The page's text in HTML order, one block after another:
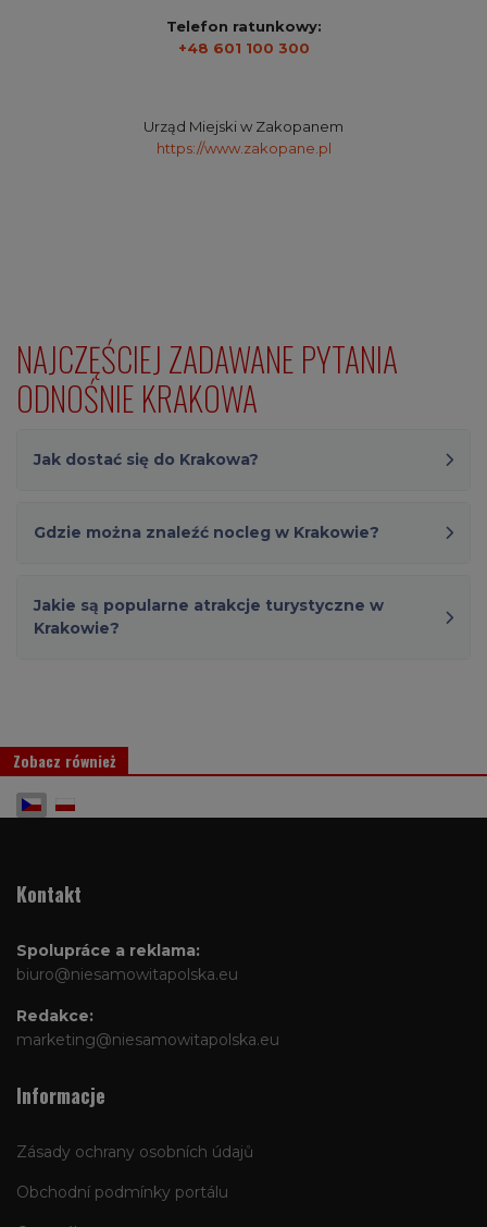
Telefon ratunkowy:
+48 601 100 300
Urząd Miejski w Zakopanem
https://www.zakopane.pl
NAJCZĘŚCIEJ ZADAWANE PYTANIA
ODNOŚNIE KRAKOWA
Jak dostać się do Krakowa?
Gdzie można znaleźć nocleg w Krakowie?
Jakie są popularne atrakcje turystyczne w
Krakowie?
Zobacz również
Zvolte jazyk
Kontakt
Spolupráce a reklama:
biuro@niesamowitapolska.eu
Redakce:
marketing@niesamowitapolska.eu
Informacje
Zásady ochrany osobních údajů
Obchodní podmínky portálu